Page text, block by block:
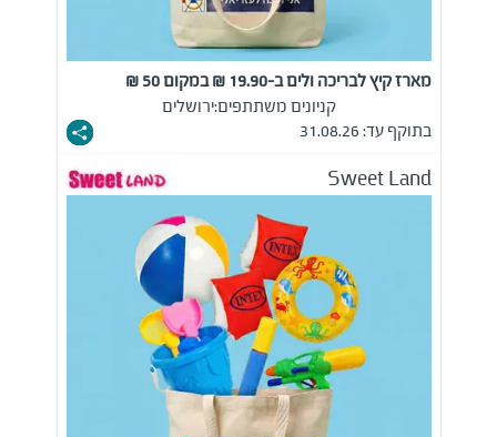
מארז קיץ לבריכה ולים ב-19.90 ₪ במקום 50 ₪
קניונים משתתפים:ירושלים
בתוקף עד: 31.08.26
Sweet Land